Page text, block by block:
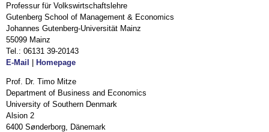
Professur für Volkswirtschaftslehre
Gutenberg School of Management & Economics
Johannes Gutenberg-Universität Mainz
55099 Mainz
Tel.: 06131 39-20143
E-Mail
Homepage
Prof. Dr. Timo Mitze
Department of Business and Economics
University of Southern Denmark
Alsion 2
6400 Sønderborg, Dänemark